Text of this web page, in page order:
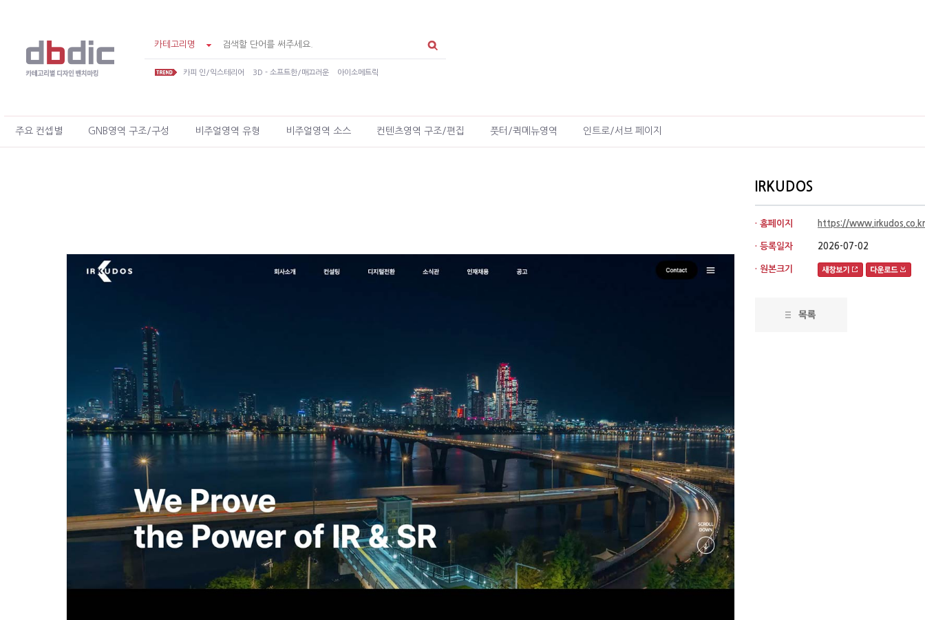
카테고리명
카피 인/익스테리어 3D - 소프트한/매끄러운 아이소메트릭
주요 컨셉별 GNB영역 구조/구성 비주얼영역 유형 비주얼영역 소스 컨텐츠영역 구조/편집 풋터/퀵메뉴영역 인트로/서브 페이지
IRKUDOS
· 홈페이지 https://
· 등록일자 2026-07-02
· 원본크기